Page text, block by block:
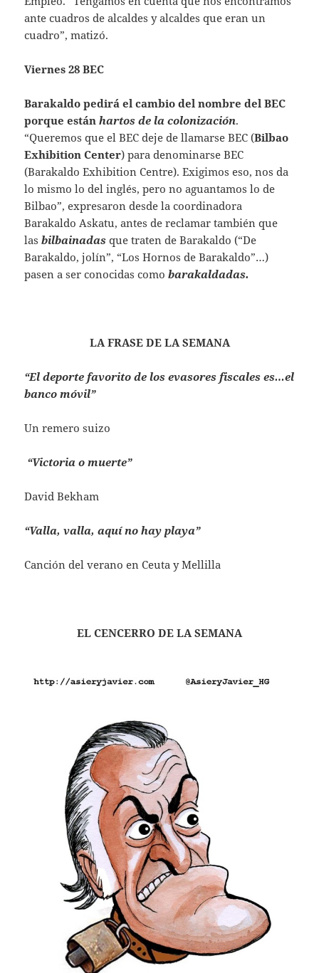
ante cuadros de alcaldes y alcaldes que eran un
cuadro”, matizó.
Viernes 28 BEC
Barakaldo pedirá el cambio del nombre del BEC
porque estánhartos de la colonización.
“Queremos que el BEC deje de llamarse BEC (Bilbao
Exhibition Center) para denominarse BEC
(Barakaldo Exhibition Centre). Exigimos eso, nos da
lo mismo lo del inglés, pero no aguantamos lo de
Bilbao”, expresaron desde la coordinadora
Barakaldo Askatu, antes de reclamar también que
lasbilbainadas que traten de Barakaldo (“De
Barakaldo, jolín”, “Los Hornos de Barakaldo”…)
pasen a ser conocidas comobarakaldadas.
LA FRASE DE LA SEMANA
“El deporte favorito de los evasores fiscales es…el
banco móvil”
Un remero suizo
“Victoria o muerte”
David Bekham
“Valla, valla, aquí no hay playa”
Canción del verano en Ceuta y Mellilla
EL CENCERRO DE LA SEMANA